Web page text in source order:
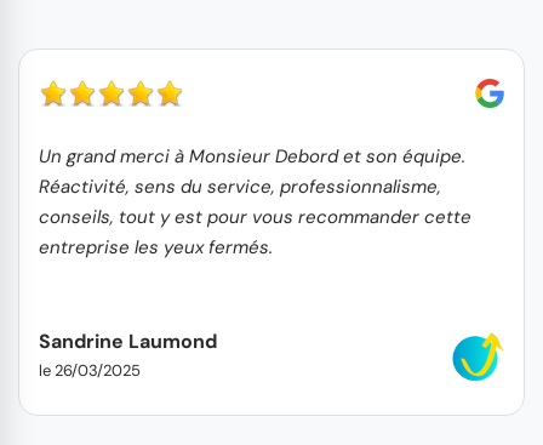
Un grand merci à Monsieur Debord et son équipe.
Réactivité, sens du service, professionnalisme,
conseils, tout y est pour vous recommander cette
entreprise les yeux fermés.
Sandrine Laumond
le 26/03/2025